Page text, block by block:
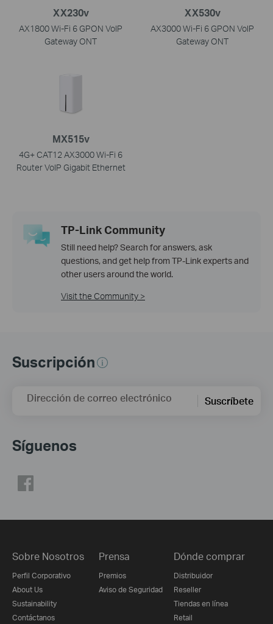
XX230v
AX1800 Wi-Fi 6 GPON VoIP
Gateway ONT
XX530v
AX3000 Wi-Fi 6 GPON VoIP
Gateway ONT
MX515v
4G+ CAT12 AX3000 Wi-Fi 6
Router VoIP Gigabit Ethernet
TP-Link Community
Still need help? Search for answers, ask
questions, and get help from TP-Link experts and
other users around the world.
Visit the Community >
Suscripción
Dirección de correo electrónico Suscríbete
Síguenos
Sobre Nosotros
Perfil Corporativo
About Us
Sustainability
Contáctanos
Prensa
Premios
Aviso de Seguridad
Dónde comprar
Distribuidor
Reseller
Tiendas en línea
Retail